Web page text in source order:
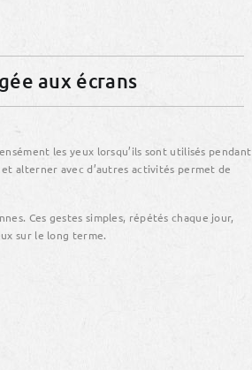
aux écrans
les yeux lorsqu’ils sont utilisés pendant
alterner avec d’autres activités permet de
Ces gestes simples, répétés chaque jour,
sur le long terme.